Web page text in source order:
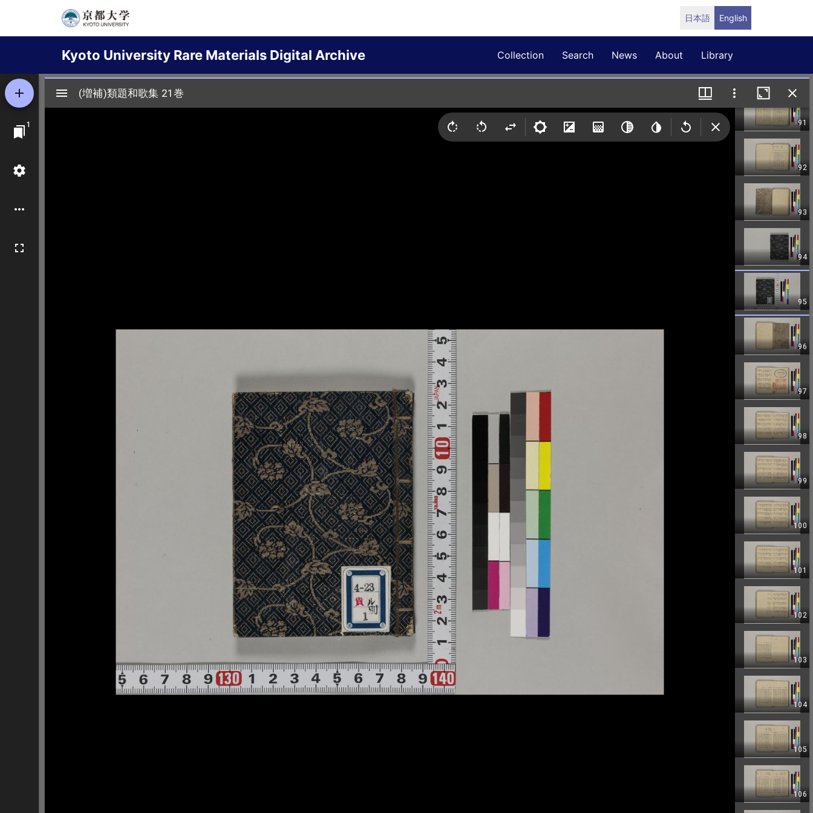
日本語 English
Kyoto University Rare Materials Digital Archive
navigation
Collection Search News About Library